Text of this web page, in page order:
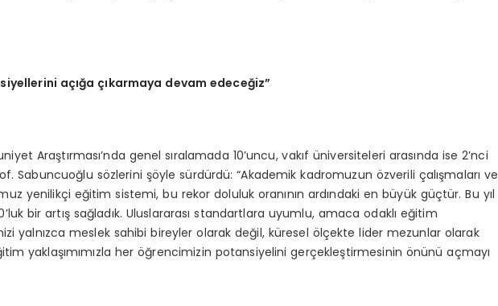
açığa çıkarmaya devam edeceğiz”
Araştırması’nda genel sıralamada 10’uncu, vakıf üniversiteleri arasında ise 2’nci
Sabuncuoğlu sözlerini şöyle sürdürdü: “Akademik kadromuzun özverili çalışmaları ve
yenilikçi eğitim sistemi, bu rekor doluluk oranının ardındaki en büyük güçtür. Bu yıl
bir artış sağladık. Uluslararası standartlara uyumlu, amaca odaklı eğitim
yalnızca meslek sahibi bireyler olarak değil, küresel ölçekte lider mezunlar olarak
yaklaşımımızla her öğrencimizin potansiyelini gerçekleştirmesinin önünü açmayı